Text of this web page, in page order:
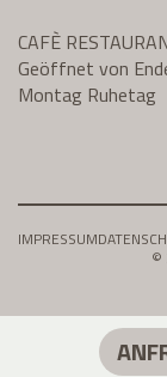
CAFÈ
Geöffnet von
Montag Ruhetag
IMPRESSUM
©